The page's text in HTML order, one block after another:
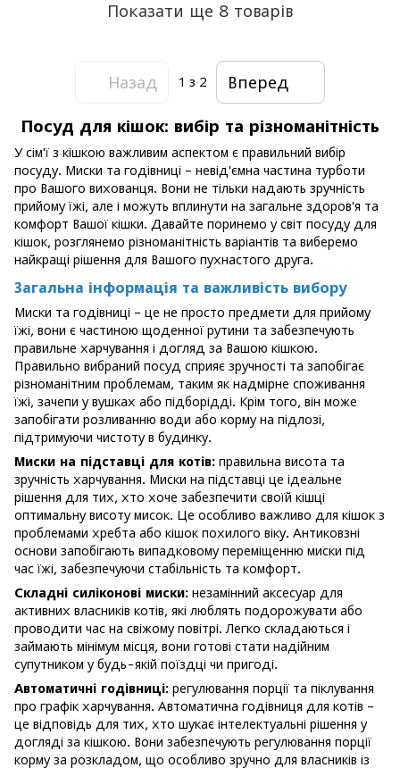
Посуд для кішок: вибір та різноманітність
У сім'ї з кішкою важливим аспектом є правильний вибір
посуду. Миски та годівниці – невід'ємна частина турботи
про Вашого вихованця. Вони не тільки надають зручність
прийому їжі, але і можуть вплинути на загальне здоров'я та
комфорт Вашої кішки. Давайте поринемо у світ посуду для
кішок, розглянемо різноманітність варіантів та виберемо
найкращі рішення для Вашого пухнастого друга.
Загальна інформація та важливість вибору
Миски та годівниці – це не просто предмети для прийому
їжі, вони є частиною щоденної рутини та забезпечують
правильне харчування і догляд за Вашою кішкою.
Правильно вибраний посуд сприяє зручності та запобігає
різноманітним проблемам, таким як надмірне споживання
їжі, зачепи у вушках або підборідді. Крім того, він може
запобігати розливанню води або корму на підлозі,
підтримуючи чистоту в будинку.
Миски на підставці для котів: правильна висота та
зручність харчування. Миски на підставці це ідеальне
рішення для тих, хто хоче забезпечити своїй кішці
оптимальну висоту мисок. Це особливо важливо для кішок з
проблемами хребта або кішок похилого віку. Антиковзні
основи запобігають випадковому переміщенню миски під
час їжі, забезпечуючи стабільність та комфорт.
Складні силіконові миски: незамінний аксесуар для
активних власників котів, які люблять подорожувати або
проводити час на свіжому повітрі. Легко складаються і
займають мінімум місця, вони готові стати надійним
супутником у будь-якій поїздці чи пригоді.
Автоматичні годівниці: регулювання порції та піклування
про графік харчування. Автоматична годівниця для котів –
це відповідь для тих, хто шукає інтелектуальні рішення у
догляді за кішкою. Вони забезпечують регулювання порції
корму за розкладом, що особливо зручно для власників із
Показати ще 8 товарів
Назад 1 з 2 Вперед